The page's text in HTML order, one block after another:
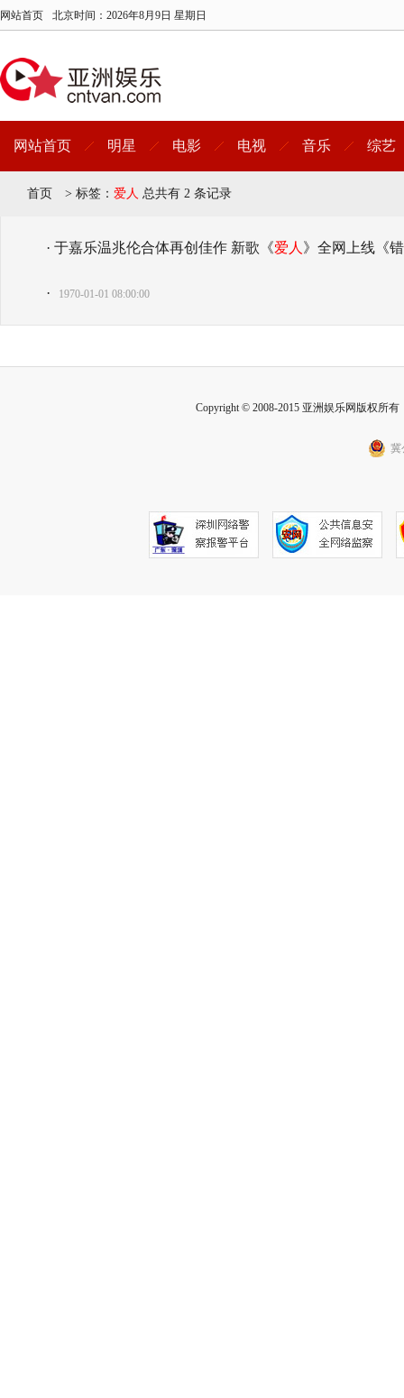
网站首页 北京时间： 2026年8月9日 星期日
网站首页 明星 电影 电视 音乐 综艺
首页 > 标签： 爱人 总共有 2 条记录
· 于嘉乐温兆伦合体再创佳作 新歌《爱人 》全网上线《
· 1970-01-01 08:00:00
Copyright © 2008-2015 亚洲娱乐网版权所
冀